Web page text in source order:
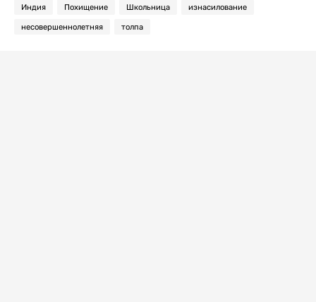
Индия Похищение Школьница изнасилование
несовершеннолетняя толпа